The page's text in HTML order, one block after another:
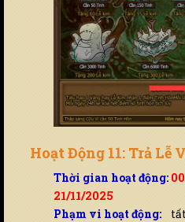
Hoạt Động 11: Trả Lễ
Thời gian hoạt động:
21/11/2025
Phạm vi hoạt động: